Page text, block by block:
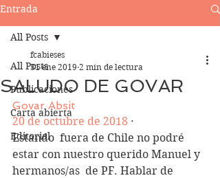
Entrada
All Posts
Publicaciones
Carta abierta
Editorial
All Posts
SALUDO DE GOVAR
fcabieses
31 ene 2019 2 min de lectura
Govar Absit
20 de octubre de 2018 ·
Estando  fuera de Chile no podré
estar con nuestro querido Manuel y
hermanos/as  de PF. Hablar de